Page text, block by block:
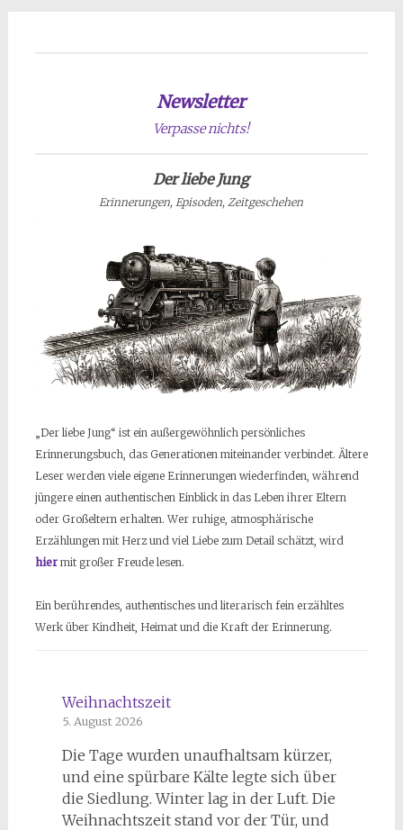
Newsletter
Verpasse nichts!
Der liebe Jung
Erinnerungen, Episoden, Zeitgeschehen
„Der liebe Jung“ ist ein außergewöhnlich persönliches
Erinnerungsbuch, das Generationen miteinander verbindet. Ältere
Leser werden viele eigene Erinnerungen wiederfinden, während
jüngere einen authentischen Einblick in das Leben ihrer Eltern
oder Großeltern erhalten. Wer ruhige, atmosphärische
Erzählungen mit Herz und viel Liebe zum Detail schätzt, wird
hiermit großer Freude lesen.
Ein berührendes, authentisches und literarisch fein erzähltes
Werk über Kindheit, Heimat und die Kraft der Erinnerung.
Weihnachtszeit
5. August 2026
Die Tage wurden unaufhaltsam kürzer,
und eine spürbare Kälte legte sich über
die Siedlung. Winter lag in der Luft. Die
Weihnachtszeit stand vor der Tür, und